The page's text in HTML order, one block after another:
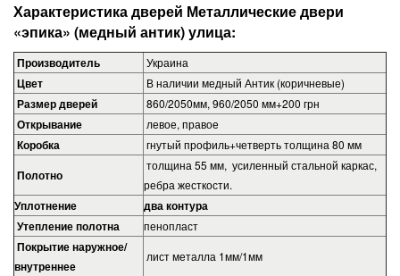
Характеристика дверей Металлические двери
«эпика» (медный антик)улица:
Производитель Украина
Цвет В наличии медный Антик (коричневые)
Размер дверей 860/2050мм, 960/2050 мм+200 грн
Открывание левое, правое
Коробка гнутый профиль+четверть толщина 80 мм
Полотно
толщина 55 мм, усиленный стальной каркас,
ребра жесткости.
Уплотнение
два контура
Утепление полотна
пенопласт
Покрытие наружное/
внутреннее
лист металла 1мм/1мм